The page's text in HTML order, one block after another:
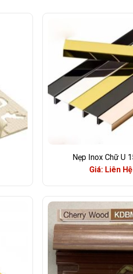
Nẹp Inox Chữ U
Giá: Liên Hệ